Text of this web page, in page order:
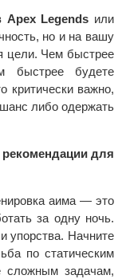
Apex Legends или
но и на вашу
цели. Чем быстрее
быстрее будете
критически важно,
либо одержать
для
аима — это
за одну ночь.
упорства. Начните
по статическим
сложным задачам,